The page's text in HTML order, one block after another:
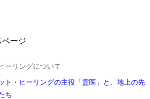
ージ
ーリングについて
ト・ヒーリングの主役「霊医」と、地上の先
ち